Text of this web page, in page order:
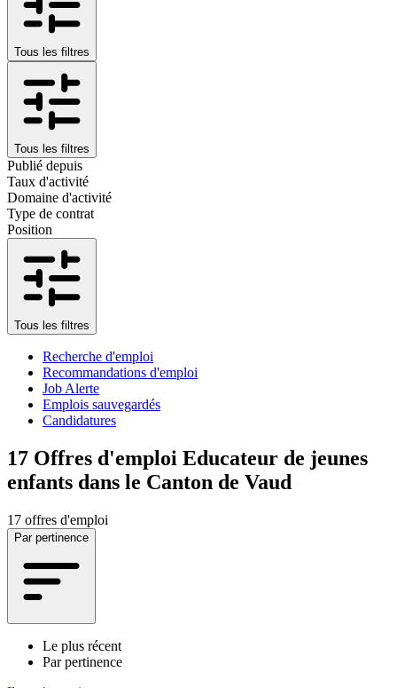
Tous les filtres
Tous les filtres
Publié depuis
Taux d'activité
Domaine d'activité
Type de contrat
Position
Tous les filtres
Recherche d'emploi
Recommandations d'emploi
Job Alerte
Emplois sauvegardés
Candidatures
17 Offres d'emploi Educateur de jeunes
enfants dans le Canton de Vaud
17 offres d'emploi
Par pertinence
Le plus récent
Par pertinence